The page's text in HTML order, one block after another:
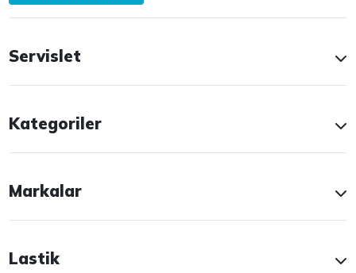
Servislet
Kategoriler
Markalar
Lastik